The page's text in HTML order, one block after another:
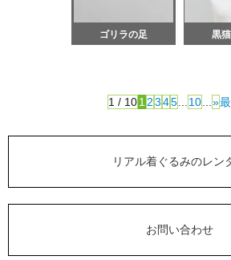
ゴリラの足 黒
1 / 101 2345 10 »
リアル着ぐるみのレン
お問い合わせ